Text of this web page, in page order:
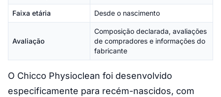
Faixa etária Desde o nascimento
Avaliação
Composição declarada, avaliações
de compradores e informações do
fabricante
O Chicco Physioclean foi desenvolvido
especificamente para recém-nascidos, com